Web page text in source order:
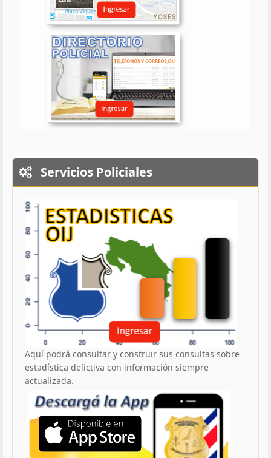
Servicios Policiales
Aquí podrá consultar y construir sus consultas sobre
estadística delictiva con información siempre
actualizada.